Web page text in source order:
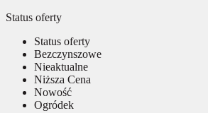
Status oferty
Status oferty
Bezczynszowe
Nieaktualne
Niższa Cena
Nowość
Ogródek